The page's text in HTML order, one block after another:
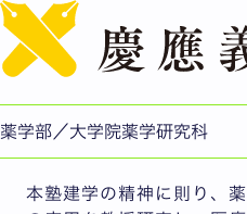
薬学部／大学院薬学研究科
薬学専攻 博士（薬学）の3つ
教育研究上の目的
本塾建学の精神に則り、